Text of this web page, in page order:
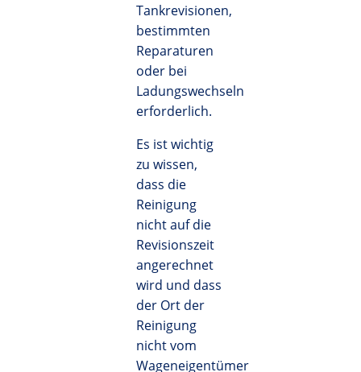
Tankrevisionen,
bestimmten
Reparaturen
oder bei
Ladungswechseln
erforderlich.
Es ist wichtig
zu wissen,
dass die
Reinigung
nicht auf die
Revisionszeit
angerechnet
wird und dass
der Ort der
Reinigung
nicht vom
Wageneigentümer